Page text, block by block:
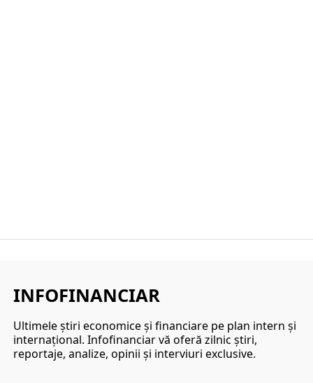
INFOFINANCIAR
Ultimele ştiri economice şi financiare pe plan intern şi
internaţional. Infofinanciar vă oferă zilnic ştiri,
reportaje, analize, opinii şi interviuri exclusive.